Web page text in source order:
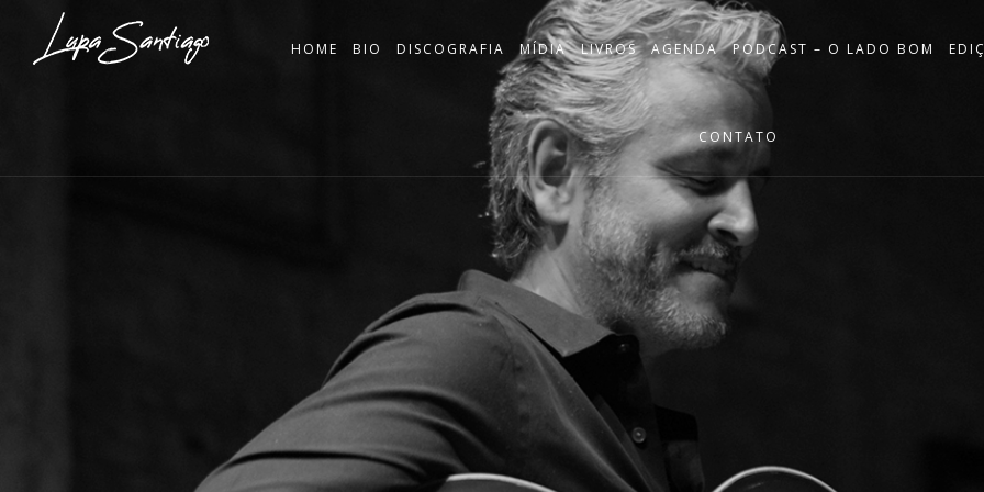
HOME BIO DISCOGRAFIA MÍDIA LIVROS AGENDA PODCAST – O LADO BOM
CONTATO